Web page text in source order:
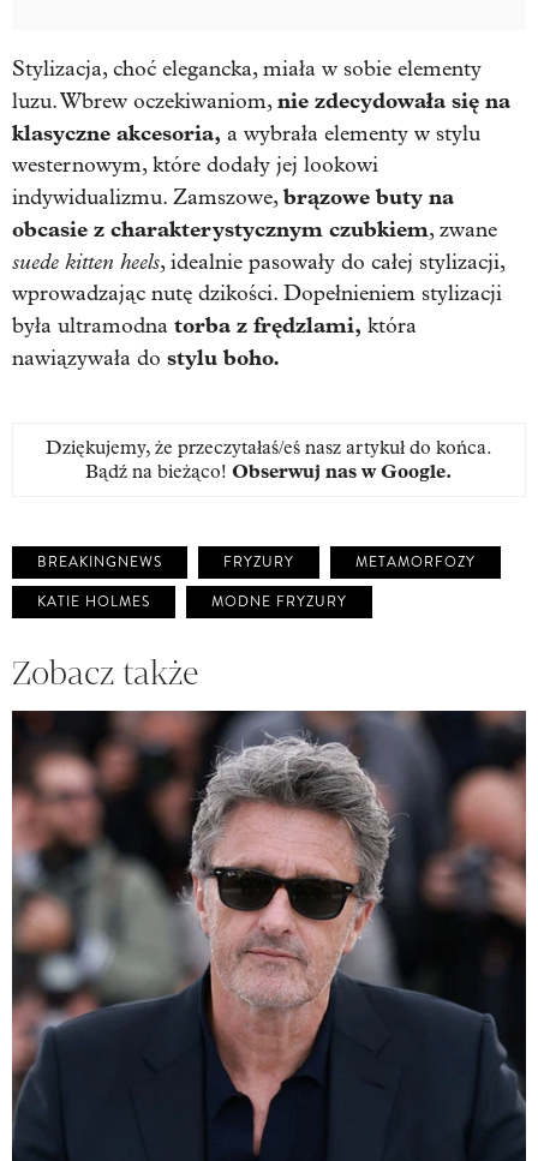
Stylizacja, choć elegancka, miała w sobie elementy
luzu. Wbrew oczekiwaniom,nie zdecydowała się na
klasyczne akcesoria, a wybrała elementy w stylu
westernowym, które dodały jej lookowi
indywidualizmu. Zamszowe,brązowe buty na
obcasie z charakterystycznym czubkiem, zwane
suede kitten heels, idealnie pasowały do całej stylizacji,
wprowadzając nutę dzikości. Dopełnieniem stylizacji
była ultramodna torba z frędzlami, która
nawiązywała do stylu boho.
Dziękujemy, że przeczytałaś/eś nasz artykuł do końca.
Bądź na bieżąco! Obserwuj nas w Google.
BREAKINGNEWS FRYZURY
METAMORFOZY
KATIE HOLMES
MODNE FRYZURY
Zobacz także